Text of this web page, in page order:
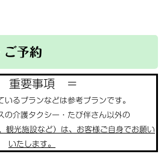
ご予約
重要事項 ＝
いるプランなどは参考プランです。
の介護タクシー・たび伴さん以外の
観光施設など）は、お客様ご自身でお願い
いたします。